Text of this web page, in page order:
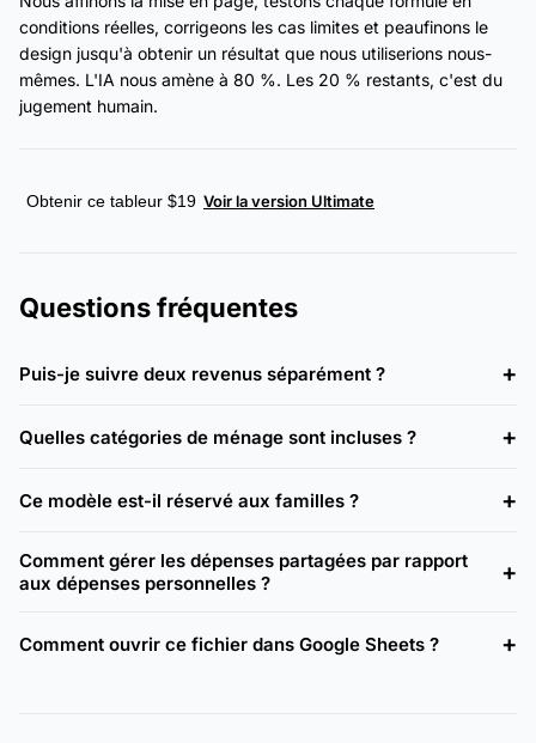
conditions réelles, corrigeons les cas limites et peaufinons le
design jusqu'à obtenir un résultat que nous utiliserions nous-
mêmes. L'IA nous amène à 80 %. Les 20 % restants, c'est du
jugement humain.
Obtenir ce tableur $19 Voir la version Ultimate
Questions fréquentes
Puis-je suivre deux revenus séparément ?
Quelles catégories de ménage sont incluses ?
Ce modèle est-il réservé aux familles ?
Comment gérer les dépenses partagées par rapport
aux dépenses personnelles ?
Comment ouvrir ce fichier dans Google Sheets ?